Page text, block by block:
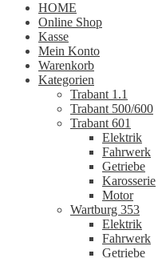
HOME
Online Shop
Kasse
Mein Konto
Warenkorb
Kategorien
Trabant 1.1
Trabant 500/600
Trabant 601
Elektrik
Fahrwerk
Getriebe
Karosserie
Motor
Wartburg 353
Elektrik
Fahrwerk
Getriebe